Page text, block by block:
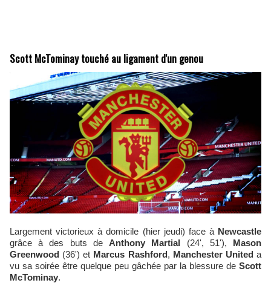
Scott McTominay touché au ligament d'un genou
Largement victorieux à domicile (hier jeudi) face à Newcastle
grâce à des buts deAnthony Martial (24', 51'), Mason
Greenwood (36') et Marcus Rashford, Manchester Uniteda
vu sa soirée être quelque peu gâchée par la blessure de Scott
McTominay.